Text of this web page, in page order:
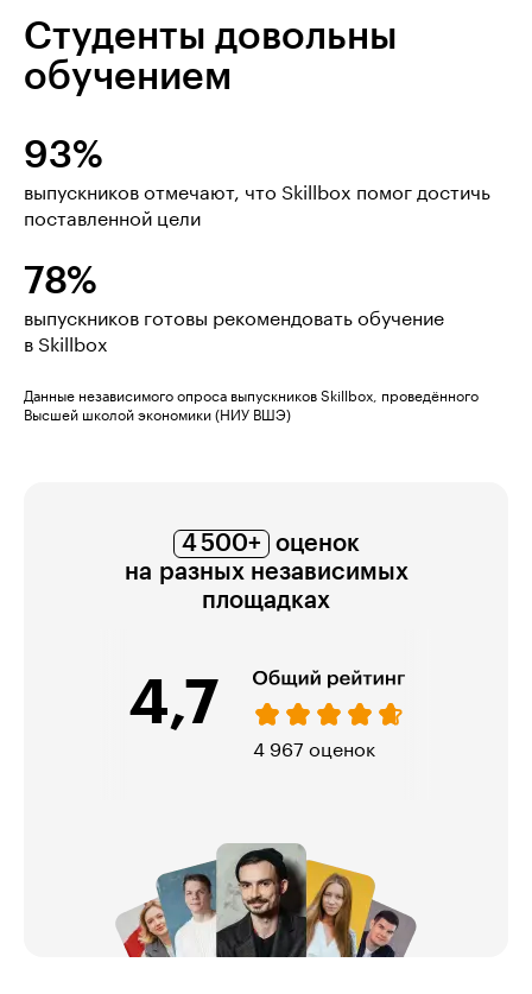
Студенты довольны
обучением
93%
выпускников отмечают, что Skillbox помог достичь
поставленной цели
78%
выпускников готовы рекомендовать обучение
в Skillbox
Данные независимого опроса выпускников Skillbox, проведённого
Высшей школой экономики (НИУ ВШЭ)
4 500+ оценок
на разных независимых
площадках
4,7
974 оценки